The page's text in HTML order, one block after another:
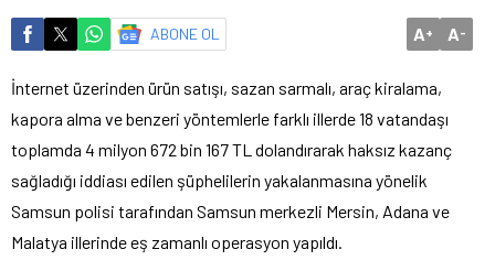
ABONE OL A+ A-
İnternet üzerinden ürün satışı, sazan sarmalı, araç kiralama,
kapora alma ve benzeri yöntemlerle farklı illerde 18 vatandaşı
toplamda 4 milyon 672 bin 167 TL dolandırarak haksız kazanç
sağladığı iddiası edilen şüphelilerin yakalanmasına yönelik
Samsun polisi tarafından Samsun merkezli Mersin, Adana ve
Malatya illerinde eş zamanlı operasyon yapıldı.